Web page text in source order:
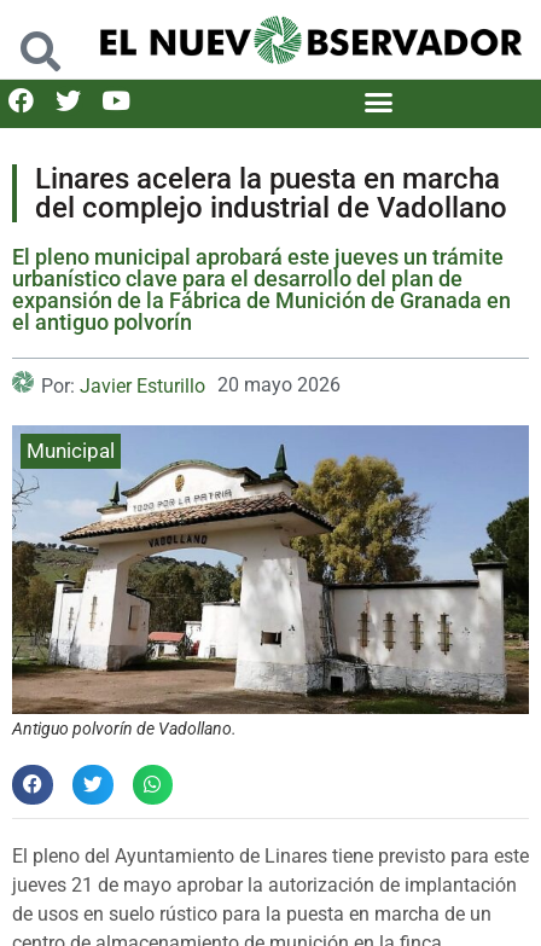
Linares acelera la puesta en marcha
del complejo industrial de Vadollano
El pleno municipal aprobará este jueves un trámite
urbanístico clave para el desarrollo del plan de
expansión de la Fábrica de Munición de Granada en
el antiguo polvorín
Por: Javier Esturillo 20 mayo 2026
Municipal
Antiguo polvorín de Vadollano.
El pleno del Ayuntamiento de Linares tiene previsto para este
jueves 21 de mayo aprobar la autorización de implantación
de usos en suelo rústico para la puesta en marcha de un